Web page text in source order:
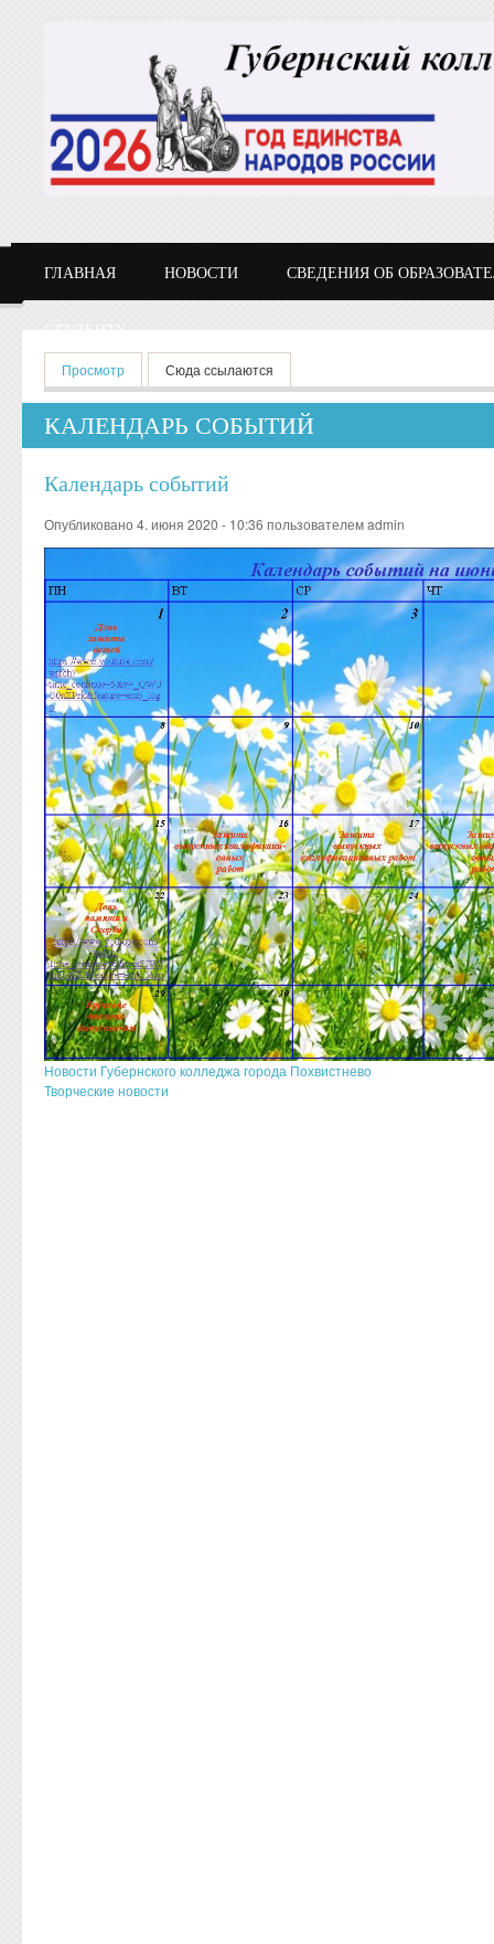
ГЛАВНАЯ НОВОСТИ СВЕДЕНИЯ ОБ
СТУДЕНТУ
Главные вкладки
Просмотр (активная вкладка)
Сюда ссылаются
КАЛЕНДАРЬ СОБЫТИЙ
Календарь событий
Опубликовано 4. июня 2020 - 10:36 пользователемadmin
Новости Губернского колледжа города Похвистнево
Творческие новости